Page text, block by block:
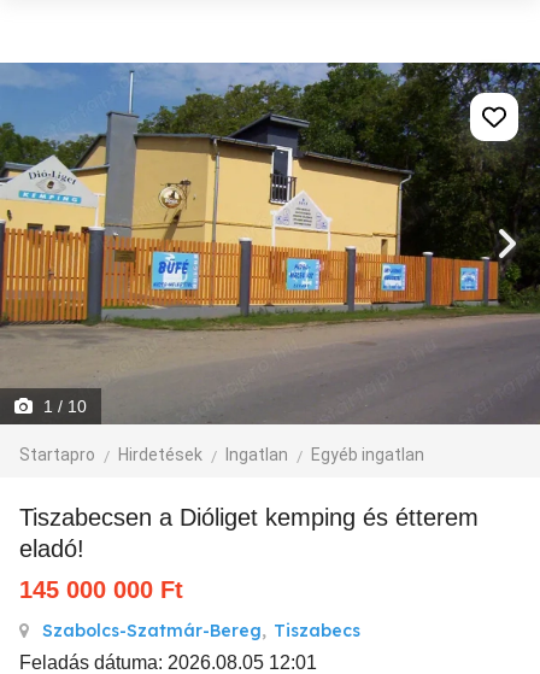
1 / 10
Startapro Hirdetések Ingatlan Egyéb ingatlan
Tiszabecsen a Dióliget kemping és étterem
eladó!
145 000 000 Ft
Szabolcs-Szatmár-Bereg, Tiszabecs
Feladás dátuma: 2026.08.05 12:01